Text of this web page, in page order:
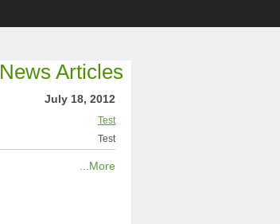
News Articles
July 18, 2012
Test
Test
More...